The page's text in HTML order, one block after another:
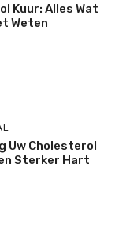
Kuur: Alles Wat
Weten
Uw Cholesterol
Sterker Hart